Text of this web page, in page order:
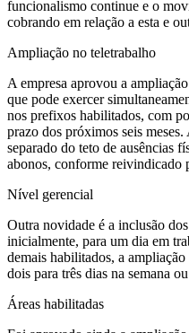
funcionalismo continue e o
cobrando em relação a esta e
Ampliação no teletrabalho
A empresa aprovou a
que pode exercer
nos prefixos habilitados, com
prazo dos próximos seis
separado do teto de ausências
abonos, conforme reivindicado
Nível gerencial
Outra novidade é a inclusão
inicialmente, para um dia em
demais habilitados, a
dois para três dias na semana
Áreas habilitadas